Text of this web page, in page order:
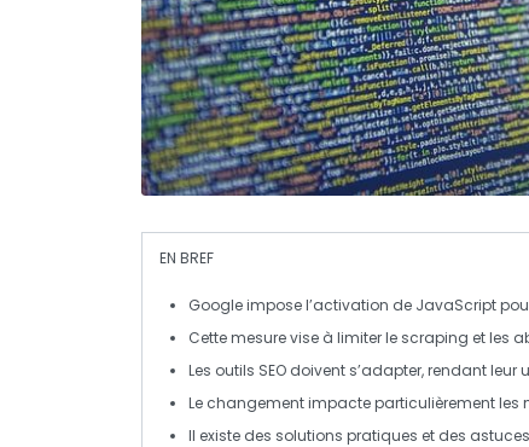
EN BREF
Googleimpose l’activation de JavaScript
Cette mesure vise à limiter le scraping et les
Les outils SEO doivent s’adapter, rendant leur
Le changement impacte particulièrement les
Il existe des solutions pratiques et des